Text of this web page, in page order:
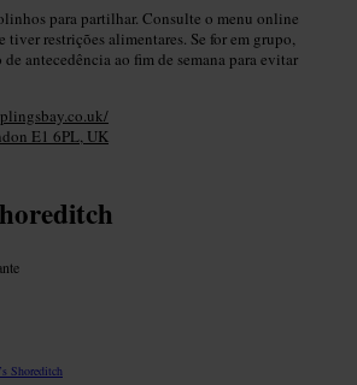
para partilhar. Consulte o menu online
tiver restrições alimentares. Se for em grupo,
antecedência ao fim de semana para evitar
E1 6PL, UK
Shoreditch